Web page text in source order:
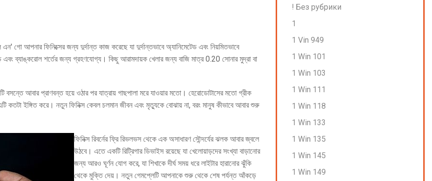
আপনার ফিনিক্সের জন্য দুর্দান্ত কাজ করেছে যা দুর্দান্তভাবে অ্যানিমেটেড এবং নিয়মিতভাবে
এবং ব্যাঙ্করোল শর্তের জন্য গ্রহণযোগ্য। কিছু আরামদায়ক খেলার জন্য বাজি মাত্র 0.20 সোনার মুদ্রা বা
আবার প্রাণবন্ত হয়ে ওঠার পর যাত্রায় গাছপালা মরে যাওয়ার মতো। হেরোডোটাসের মতো গ্রীক
কতটা ইঙ্গিত করে। নতুন ফিনিক্স কেবল চলমান জীবন এবং মৃত্যুকে বোঝায় না, বরং মানুষ কীভাবে আবার শুরু
ফিনিক্স রিবর্নের ফ্রি রিভলভস থেকে এক অসাধারণ সৌন্দর্যের ঝলক আবার জ্বলে
উঠবে। এতে একটি রিট্রিগার ডিভাইস রয়েছে যা খেলোয়াড়দের সংখ্যা বাড়ানোর
জন্য আরও ঘূর্ণন যোগ করে, যা শিখাকে দীর্ঘ সময় ধরে লাইটার হারানোর ঝুঁকি
থেকে মুক্তি দেয়। নতুন গেমপ্লেটি আপনাকে শুরু থেকে শেষ পর্যন্ত আঁকড়ে
! Без рубрики
1
1 Vin 949
1 Win 101
1 Win 103
1 Win 111
1 Win 118
1 Win 133
1 Win 135
1 Win 145
1 Win 149